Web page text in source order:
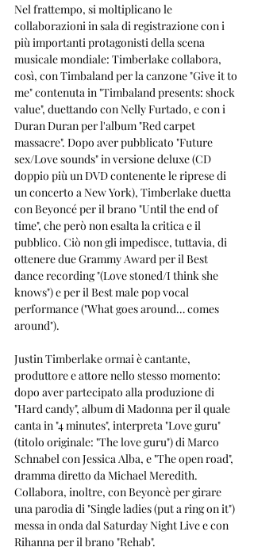
Nel frattempo, si moltiplicano le
collaborazioni in sala di registrazione con i
più importanti protagonisti della scena
musicale mondiale: Timberlake collabora,
così, con Timbaland per la canzone "Give it to
me" contenuta in "Timbaland presents: shock
value", duettando con Nelly Furtado, e con i
Duran Duran per l'album "Red carpet
massacre". Dopo aver pubblicato "Future
sex/Love sounds" in versione deluxe (CD
doppio più un DVD contenente le riprese di
un concerto a New York), Timberlake duetta
con Beyoncé per il brano "Until the end of
time", che però non esalta la critica e il
pubblico. Ciò non gli impedisce, tuttavia, di
ottenere due Grammy Award per il Best
dance recording "(Love stoned/I think she
knows") e per il Best male pop vocal
performance ("What goes around… comes
around").
Justin Timberlake ormai è cantante,
produttore e attore nello stesso momento:
dopo aver partecipato alla produzione di
"Hard candy", album di Madonna per il quale
canta in "4 minutes", interpreta "Love guru"
(titolo originale: "The love guru") di Marco
Schnabel con Jessica Alba, e "The open road",
dramma diretto da Michael Meredith.
Collabora, inoltre, con Beyoncè per girare
una parodia di "Single ladies (put a ring on it")
messa in onda dal Saturday Night Live e con
Rihanna per il brano "Rehab".